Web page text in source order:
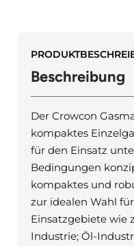
Beschreibung
Der Crowcon
kompaktes
für den Einsatz
Bedingungen
kompaktes und
zur idealen Wahl
Einsatzgebiete wie
Industrie; Öl-